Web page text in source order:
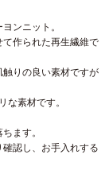
ンニット。
作られた再生繊維で
りの良い素材ですが
な素材です。
ます。
認し、お手入れする